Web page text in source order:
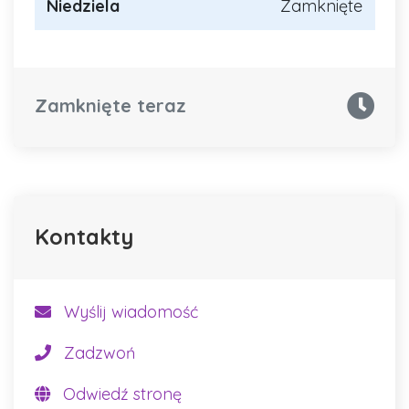
Niedziela Zamknięte
Zamknięte teraz
Kontakty
Wyślij wiadomość
Zadzwoń
Odwiedź stronę